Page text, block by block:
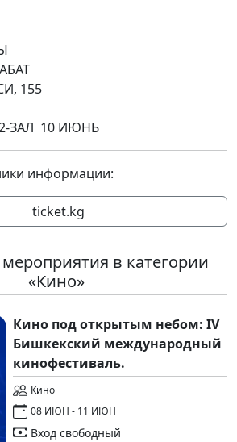
155
10 ИЮНЬ
информации:
ticket.kg
в категории
«Кино»
Кино под открытым небом: IV
Бишкекский международный
кинофестиваль.
Кино
08 ИЮН - 11 ИЮН
Вход свободный